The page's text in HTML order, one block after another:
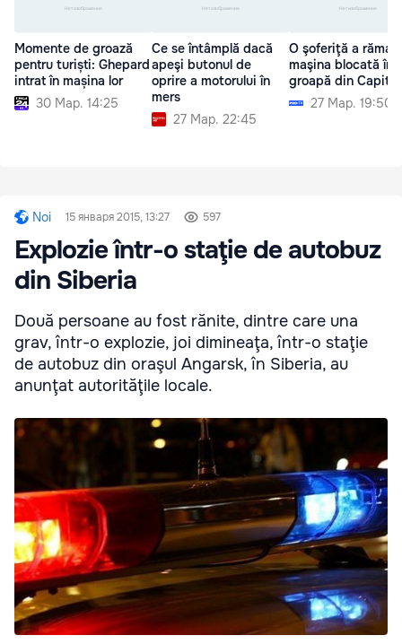
Momente de groază
pentru turiști: Ghepard
intrat în mașina lor
30 Мар. 14:25
Ce se întâmplă dacă
apeşi butonul de
oprire a motorului în
mers
27 Мар. 22:45
O şoferiţă a rămas
maşina blocată
groapă din
27 Мар. 19:50
Noi 15 января 2015, 13:27 597
Explozie într-o staţie de autobuz
din Siberia
Două persoane au fost rănite, dintre care una
grav, într-o explozie, joi dimineaţa, într-o staţie
de autobuz din oraşul Angarsk, în Siberia, au
anunţat autorităţile locale.